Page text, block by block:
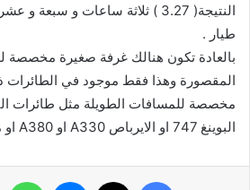
النتيجة( 3.27 ) ثلاثة ساعات و
طيار .
بالعادة تكون هنالك غرفة صغيرة مخصصة
المقصورة وهذا فقط موجود في الطائرات
البوينغ 747 او الايرباص A330 او A380 او ما شابه ذلك.
فيسبوك ماسنجر